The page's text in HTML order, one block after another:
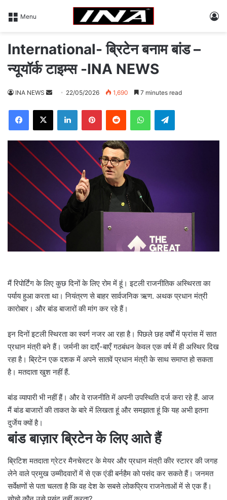
Menu
International- ब्रिटेन बनाम बांड –
न्यूयॉर्क टाइम्स -INA NEWS
INA NEWS
d
a
m
i
22/05/2026 1,690 7 minutes read
मैं रिपोर्टिंग के लिए कुछ दिनों के लिए रोम में हूं। इटली राजनीतिक अस्थिरता का
पर्याय हुआ करता था। नियंत्रण से बाहर सार्वजनिक ऋण. अथक प्रधान मंत्री
कारोबार। और बांड बाजारों की मांग कर रहे हैं।
इन दिनों इटली स्थिरता का स्वर्ग नजर आ रहा है। पिछले छह वर्षों में फ्रांस में सात
प्रधान मंत्री बने हैं। जर्मनी का दाएँ-बाएँ गठबंधन केवल एक वर्ष में ही अस्थिर दिख
रहा है। ब्रिटेन एक दशक में अपने सातवें प्रधान मंत्री के साथ समाप्त हो सकता
है। मतदाता खुश नहीं हैं.
बांड व्यापारी भी नहीं हैं। और वे राजनीति में अपनी उपस्थिति दर्ज करा रहे हैं. आज
मैं बांड बाजारों की ताकत के बारे में लिखता हूं और समझाता हूं कि यह अभी इतना
दुर्जेय क्यों है।
बांड बाज़ार ब्रिटेन के लिए आते हैं
ब्रिटिश मतदाता ग्रेटर मैनचेस्टर के मेयर और प्रधान मंत्री कीर स्टारर की जगह
लेने वाले प्रमुख उम्मीदवारों में से एक एंडी बर्नहैम को पसंद कर सकते हैं। जनमत
सर्वेक्षणों से पता चलता है कि वह देश के सबसे लोकप्रिय राजनेताओं में से एक हैं।